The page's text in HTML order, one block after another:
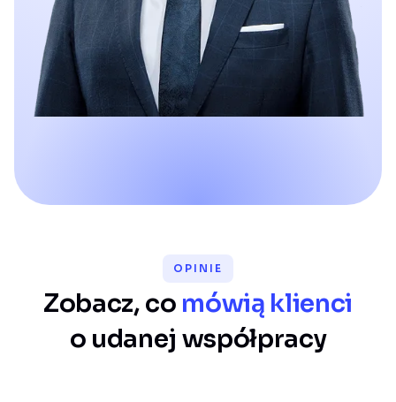
OPINIE
Zobacz, co mówią klienci
o udanej współpracy